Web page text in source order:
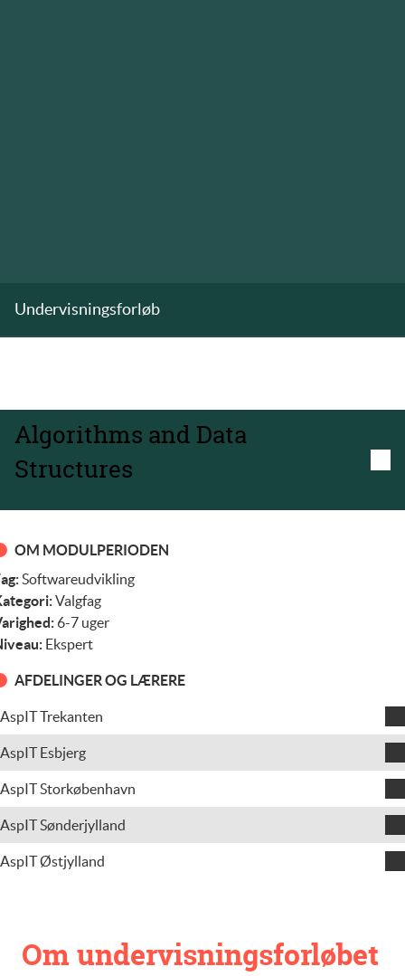
Undervisningsforløb
Om undervisningsforløbet
Algorithms and Data
Structures
OM MODULPERIODEN
Softwareudvikling
Valgfag
6-7 uger
Ekspert
AFDELINGER OG LÆRERE
AspIT Trekanten
Mads Mikkel Rasmussen
AspIT Esbjerg
Teodora Mihaela Grindeanu
AspIT Storkøbenhavn
Uli Scheuss
AspIT Sønderjylland
Jens Clausen
AspIT Østjylland